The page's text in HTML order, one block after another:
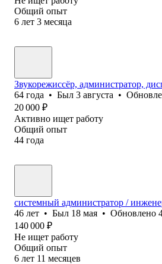
Общий опыт
6 лет 3 месяца
Звукорежиссёр, администратор,
64 года • Был 3 августа •
20 000 ₽
Активно ищет работу
Общий опыт
44 года
системный администратор /
46 лет • Был 18 мая • Обновлено
140 000 ₽
Не ищет работу
Общий опыт
6 лет 11 месяцев